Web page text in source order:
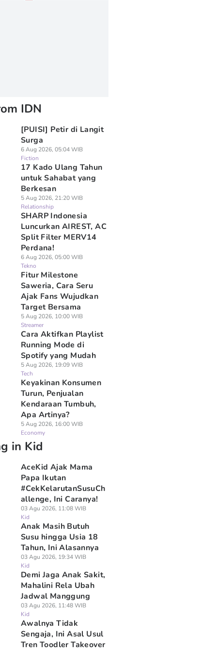
IDN
[PUISI] Petir di Langit
Surga
6 Aug 2026, 05:04 WIB
Fiction
17 Kado Ulang Tahun
untuk Sahabat yang
Berkesan
5 Aug 2026, 21:20 WIB
Relationship
SHARP Indonesia
Luncurkan AIREST, AC
Split Filter MERV14
Perdana!
6 Aug 2026, 05:00 WIB
Tekno
Fitur Milestone
Saweria, Cara Seru
Ajak Fans Wujudkan
Target Bersama
5 Aug 2026, 10:00 WIB
Streamer
Cara Aktifkan Playlist
Running Mode di
Spotify yang Mudah
5 Aug 2026, 19:09 WIB
Tech
Keyakinan Konsumen
Turun, Penjualan
Kendaraan Tumbuh,
Apa Artinya?
5 Aug 2026, 16:00 WIB
Economy
in Kid
AceKid Ajak Mama
Papa Ikutan
#CekKelarutanSusuCh
allenge, Ini Caranya!
03 Agu 2026, 11:08 WIB
Kid
Anak Masih Butuh
Susu hingga Usia 18
Tahun, Ini Alasannya
03 Agu 2026, 19:34 WIB
Kid
Demi Jaga Anak Sakit,
Mahalini Rela Ubah
Jadwal Manggung
03 Agu 2026, 11:48 WIB
Kid
Awalnya Tidak
Sengaja, Ini Asal Usul
Tren Toodler Takeover